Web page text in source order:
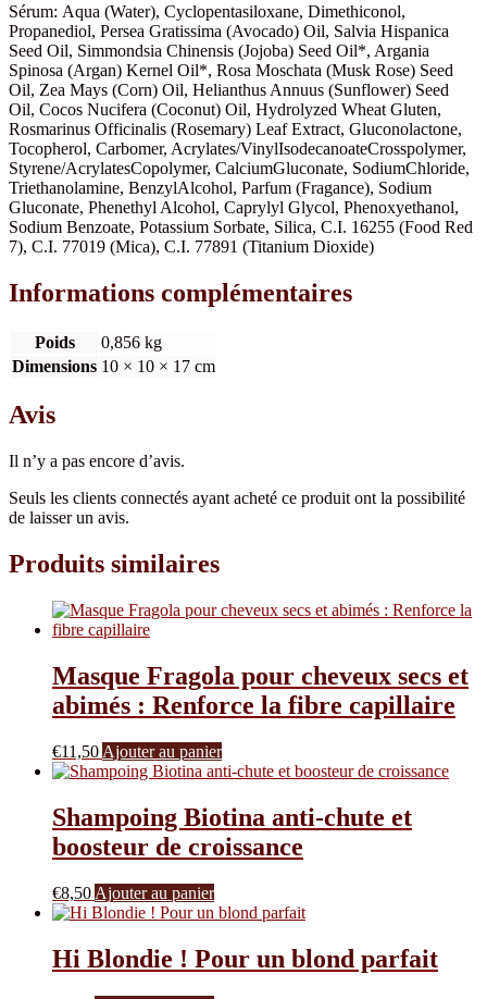
Sérum: Aqua (Water), Cyclopentasiloxane, Dimethiconol,
Propanediol, Persea Gratissima (Avocado) Oil, Salvia Hispanica
Seed Oil, Simmondsia Chinensis (Jojoba) Seed Oil*, Argania
Spinosa (Argan) Kernel Oil*, Rosa Moschata (Musk Rose) Seed
Oil, Zea Mays (Corn) Oil, Helianthus Annuus (Sunflower) Seed
Oil, Cocos Nucifera (Coconut) Oil, Hydrolyzed Wheat Gluten,
Rosmarinus Officinalis (Rosemary) Leaf Extract, Gluconolactone,
Tocopherol, Carbomer, Acrylates/VinylIsodecanoateCrosspolymer,
Styrene/AcrylatesCopolymer, CalciumGluconate, SodiumChloride,
Triethanolamine, BenzylAlcohol, Parfum (Fragance), Sodium
Gluconate, Phenethyl Alcohol, Caprylyl Glycol, Phenoxyethanol,
Sodium Benzoate, Potassium Sorbate, Silica, C.I. 16255 (Food Red
7), C.I. 77019 (Mica), C.I. 77891 (Titanium Dioxide)
Informations complémentaires
Poids
0,856 kg
Dimensions 10 × 10 × 17 cm
Avis
Il n’y a pas encore d’avis.
Seuls les clients connectés ayant acheté ce produit ont la possibilité
de laisser un avis.
Produits similaires
Masque Fragola pour cheveux secs et
abimés : Renforce la fibre capillaire
€11,50 Ajouter au panier
Shampoing Biotina anti-chute et
boosteur de croissance
€8,50 Ajouter au panier
Hi Blondie ! Pour un blond parfait